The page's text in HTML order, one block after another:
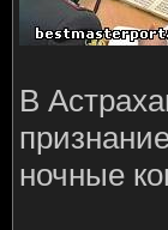
В
ночные